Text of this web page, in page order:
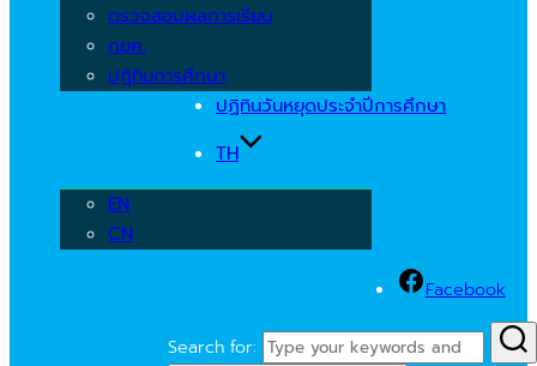
ตรวจสอบผลการเรียน
กยศ.
ปฏิทินการศึกษา
ปฏิทินวันหยุดประจำปีการศึกษา
TH
EN
CN
Facebook
Search for: